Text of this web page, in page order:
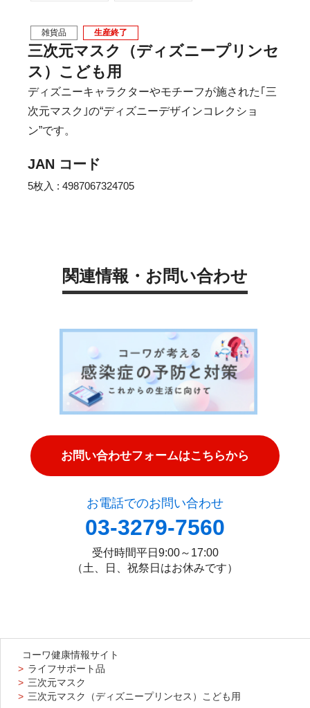
雑貨品 生産終了
三次元マスク（ディズニープリンセ
ス）こども用
ディズニーキャラクターやモチーフが施された｢三
次元マスク｣の“ディズニーデザインコレクショ
ン”です。
JAN コード
5枚入 : 4987067324705
関連情報・お問い合わせ
お問い合わせフォームはこちらから
お電話でのお問い合わせ
03-3279-7560
受付時間平日9:00～17:00
（土、日、祝祭日はお休みです）
コーワ健康情報サイト
ライフサポート品
三次元マスク
三次元マスク（ディズニープリンセス）こども用